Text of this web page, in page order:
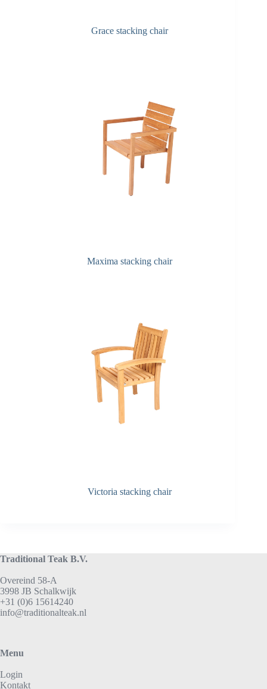
Grace stacking chair
Maxima stacking chair
Victoria stacking chair
Traditional Teak B.V.
Overeind 58-A
3998 JB Schalkwijk
+31 (0)6 15614240
info@traditionalteak.nl
Menu
Login
Kontakt